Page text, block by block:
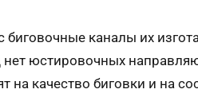
биговочные каналы их
юстировочных
на качество биговки и на